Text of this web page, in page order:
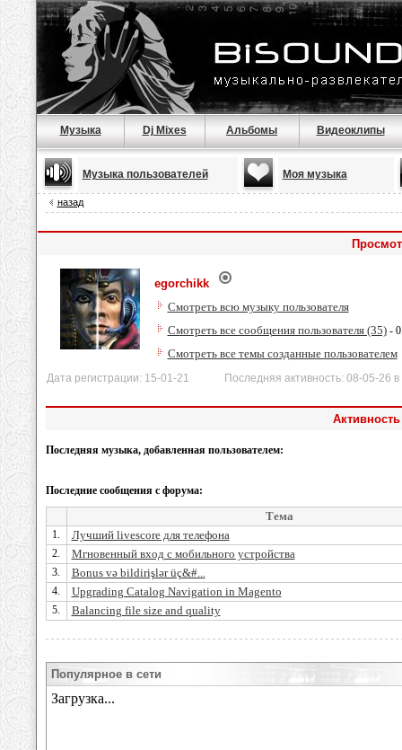
Музыка Dj Mixes Альбомы Видеоклипы
Музыка пользователей Моя музыка
назад
egorchikk
Смотреть всю музыку пользователя
Смотреть все сообщения пользователя (35)-
Смотреть все темы созданные пользователем
Дата регистрации: 15-01-21 Последняя активность: 08-05-26 в
Последняя музыка, добавленная пользователем:
Последние сообщения с форума:
Тема
1. Лучший livescore для телефона
2. Мгновенный вход с мобильного устройства
3. Bonus və bildirişlər üç&#...
4. Upgrading Catalog Navigation in Magento
5. Balancing file size and quality
Популярное в сети